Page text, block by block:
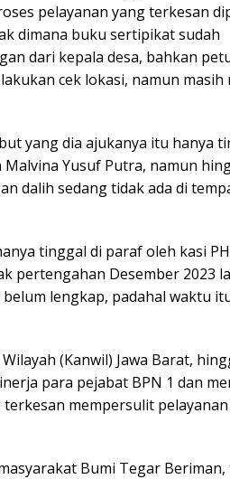
pelayanan yang terkesan
dimana buku sertipikat sudah
dari kepala desa, bahkan
cek lokasi, namun masih
yang dia ajukanya itu hanya
Yusuf Putra, namun
dalih sedang tidak ada di
tinggal di paraf oleh kasi
pertengahan Desember 2023
lengkap, padahal waktu
(Kanwil) Jawa Barat,
para pejabat BPN 1 dan
mempersulit
Bumi Tegar